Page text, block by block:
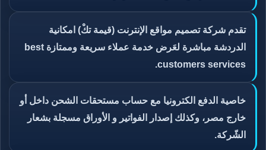
تقدم شركة تصميم مواقع الإنترنت (قيمة تكْ) امكانية
الدردشة مباشرة لعَرض خدمة عملاء سريعة وممتازة best
customers services.
خاصية الدفع الكترونيا مع حساب مستحقات الشحن داخل أو
خارج مصر، وكذلك إصدار الفواتير و الأوراق مسجلة بشعار
الشّركة.